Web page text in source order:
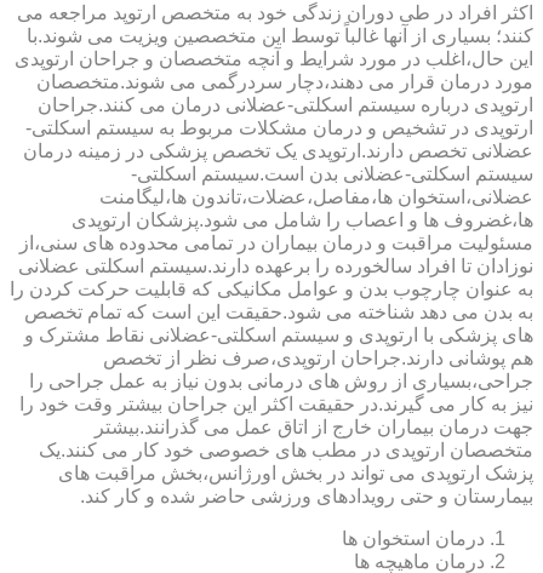
اکثر افراد در طی دوران زندگی خود به متخصص ارتوپد مراجعه می
کنند؛ بسیاری از آنها غالباً توسط این متخصصین ویزیت می شوند.با
این حال،اغلب در مورد شرایط و آنچه متخصصان و جراحان ارتوپدی
مورد درمان قرار می دهند،دچار سردرگمی می شوند.متخصصان
ارتوپدی درباره سیستم اسکلتی-عضلانی درمان می کنند.جراحان
ارتوپدی در تشخیص و درمان مشکلات مربوط به سیستم اسکلتی-
عضلانی تخصص دارند.ارتوپدی یک تخصص پزشکی در زمینه درمان
سیستم اسکلتی-عضلانی بدن است.سیستم اسکلتی-
عضلانی،استخوان ها،مفاصل،عضلات،تاندون ها،لیگامنت
ها،غضروف ها و اعصاب را شامل می شود.پزشکان ارتوپدی
مسئولیت مراقبت و درمان بیماران در تمامی محدوده های سنی،از
نوزادان تا افراد سالخورده را برعهده دارند.سیستم اسکلتی عضلانی
به عنوان چارچوب بدن و عوامل مکانیکی که قابلیت حرکت کردن را
به بدن می دهد شناخته می شود.حقیقت این است که تمام تخصص
های پزشکی با ارتوپدی و سیستم اسکلتی-عضلانی نقاط مشترک و
هم پوشانی دارند.جراحان ارتوپدی،صرف نظر از تخصص
جراحی،بسیاری از روش های درمانی بدون نیاز به عمل جراحی را
نیز به کار می گیرند.در حقیقت اکثر این جراحان بیشتر وقت خود را
جهت درمان بیماران خارج از اتاق عمل می گذرانند.بیشتر
متخصصان ارتوپدی در مطب های خصوصی خود کار می کنند.یک
پزشک ارتوپدی می تواند در بخش اورژانس،بخش مراقبت های
بیمارستان و حتی رویدادهای ورزشی حاضر شده و کار کند.
درمان استخوان ها
درمان ماهیچه ها